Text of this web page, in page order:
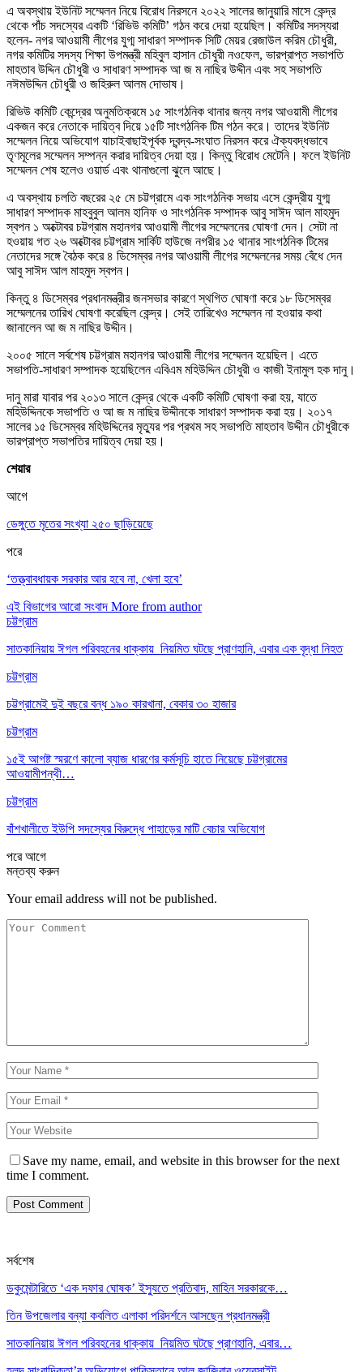
এ অবস্থায় ইউনিট সম্মেলন নিয়ে বিরোধ নিরসনে ২০২২ সালের জানুয়ারি মাসে কেন্দ্র
থেকে পাঁচ সদস্যের একটি ‘রিভিউ কমিটি’ গঠন করে দেয়া হয়েছিল। কমিটির সদস্যরা
হলেন- নগর আওয়ামী লীগের যুগ্ম সাধারণ সম্পাদক সিটি মেয়র রেজাউল করিম চৌধুরী,
নগর কমিটির সদস্য শিক্ষা উপমন্ত্রী মহিবুল হাসান চৌধুরী নওফেল, ভারপ্রাপ্ত সভাপতি
মাহতাব উদ্দিন চৌধুরী ও সাধারণ সম্পাদক আ জ ম নাছির উদ্দীন এবং সহ সভাপতি
নঈমউদ্দিন চৌধুরী ও জহিরুল আলম দোভাষ।
রিভিউ কমিটি কেন্দ্রের অনুমতিক্রমে ১৫ সাংগঠনিক থানার জন্য নগর আওয়ামী লীগের
একজন করে নেতাকে দায়িত্ব দিয়ে ১৫টি সাংগঠনিক টিম গঠন করে। তাদের ইউনিট
সম্মেলন নিয়ে অভিযোগ যাচাইবাছাইপূর্বক দ্বন্দ্ব-সংঘাত নিরসন করে ঐক্যবদ্ধভাবে
তৃণমূলের সম্মেলন সম্পন্ন করার দায়িত্ব দেয়া হয়। কিন্তু বিরোধ মেটেনি। ফলে ইউনিট
সম্মেলন শেষ হলেও ওয়ার্ড এবং থানাগুলো ঝুলে আছে।
এ অবস্থায় চলতি বছরের ২৫ মে চট্টগ্রামে এক সাংগঠনিক সভায় এসে কেন্দ্রীয় যুগ্ম
সাধারণ সম্পাদক মাহবুবুল আলম হানিফ ও সাংগঠনিক সম্পাদক আবু সাঈদ আল মাহমুদ
স্বপন ১ অক্টোবর চট্টগ্রাম মহানগর আওয়ামী লীগের সম্মেলনের ঘোষণা দেন। সেটা না
হওয়ায় গত ২৬ অক্টোবর চট্টগ্রাম সার্কিট হাউজে নগরীর ১৫ থানার সাংগঠনিক টিমের
নেতাদের সঙ্গে বৈঠক করে ৪ ডিসেম্বর নগর আওয়ামী লীগের সম্মেলনের সময় বেঁধে দেন
আবু সাঈদ আল মাহমুদ স্বপন।
কিন্তু ৪ ডিসেম্বর প্রধানমন্ত্রীর জনসভার কারণে স্থগিত ঘোষণা করে ১৮ ডিসেম্বর
সম্মেলনের তারিখ ঘোষণা করেছিল কেন্দ্র। সেই তারিখেও সম্মেলন না হওয়ার কথা
জানালেন আ জ ম নাছির উদ্দীন।
২০০৫ সালে সর্বশেষ চট্টগ্রাম মহানগর আওয়ামী লীগের সম্মেলন হয়েছিল। এতে
সভাপতি-সাধারণ সম্পাদক হয়েছিলেন এবিএম মহিউদ্দিন চৌধুরী ও কাজী ইনামুল হক দানু।
দানু মারা যাবার পর ২০১৩ সালে কেন্দ্র থেকে একটি কমিটি ঘোষণা করা হয়, যাতে
মহিউদ্দিনকে সভাপতি ও আ জ ম নাছির উদ্দীনকে সাধারণ সম্পাদক করা হয়। ২০১৭
সালের ১৫ ডিসেম্বর মহিউদ্দিনের মৃত্যুর পর প্রথম সহ সভাপতি মাহতাব উদ্দীন চৌধুরীকে
ভারপ্রাপ্ত সভাপতির দায়িত্ব দেয়া হয়।
শেয়ার
আগে
ডেঙ্গুতে মৃতের সংখ্যা ২৫০ ছাড়িয়েছে
পরে
‘তত্ত্বাবধায়ক সরকার আর হবে না, খেলা হবে’
এই বিভাগের আরো সংবাদ More from author
চট্টগ্রাম
সাতকানিয়ায় ঈগল পরিবহনের ধাক্কায় নিয়মিত ঘটছে প্রাণহানি, এবার এক বৃদ্ধা নিহত
চট্টগ্রাম
চট্টগ্রামেই দুই বছরে বন্ধ ১৯০ কারখানা, বেকার ৩০ হাজার
চট্টগ্রাম
১৫ই আগষ্ট স্মরণে কালো ব্যাজ ধারণের কর্মসূচি হাতে নিয়েছে চট্টগ্রামের
আওয়ামীপন্থী…
চট্টগ্রাম
বাঁশখালীতে ইউপি সদস্যের বিরুদ্ধে পাহাড়ের মাটি বেচার অভিযোগ
পরেআগে
মন্তব্য করুন
Your email address will not be published.
Save my name, email, and website in this browser for the next
time I comment.
সর্বশেষ
ডকুমেন্টারিতে ‘এক দফার ঘোষক’ ইস্যুতে প্রতিবাদ, মাহিন সরকারকে…
তিন উপজেলার বন্যা কবলিত এলাকা পরিদর্শনে আসছেন প্রধানমন্ত্রী
সাতকানিয়ায় ঈগল পরিবহনের ধাক্কায় নিয়মিত ঘটছে প্রাণহানি, এবার…